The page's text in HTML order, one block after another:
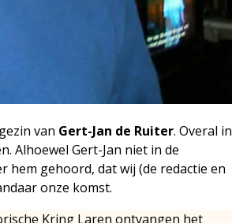
van Gert-Jan de Ruiter. Overal in
Alhoewel Gert-Jan niet in de
hem gehoord, dat wij (de redactie en
onze komst.
Kring Laren ontvangen het